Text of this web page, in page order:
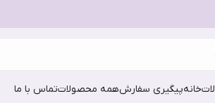
خانهپیگیری سفارشهمه محصولاتتماس با ما